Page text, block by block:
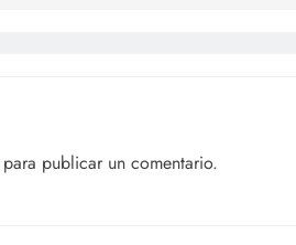
para publicar un comentario.